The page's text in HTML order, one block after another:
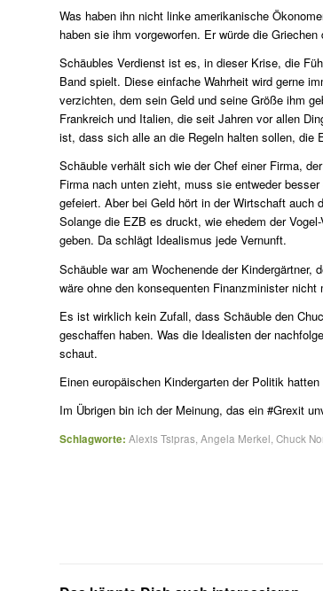
Was haben ihn nicht linke amerikanische
haben sie ihm vorgeworfen. Er würde die Griechen
Schäubles Verdienst ist es, in dieser Krise, die
Band spielt. Diese einfache Wahrheit wird gerne
verzichten, dem sein Geld und seine Größe ihm
Frankreich und Italien, die seit Jahren vor allen
ist, dass sich alle an die Regeln halten sollen, die
Schäuble verhält sich wie der Chef einer Firma,
Firma nach unten zieht, muss sie entweder
gefeiert. Aber bei Geld hört in der Wirtschaft
Solange die EZB es druckt, wie ehedem der
geben. Da schlägt Idealismus jede Vernunft.
Schäuble war am Wochenende der Kindergärtner,
wäre ohne den konsequenten Finanzminister nicht
Es ist wirklich kein Zufall, dass Schäuble den
geschaffen haben. Was die Idealisten der
schaut.
Einen europäischen Kindergarten der Politik
Im Übrigen bin ich der Meinung, das ein #Grexit
Schlagworte: Alexis Tsipras Angela Merkel Chuck